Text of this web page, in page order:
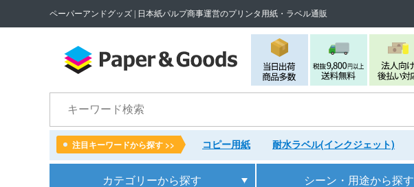
ペーパーアンドグッズ | 日本紙パルプ商事運営のプリンタ用紙・ラベル通販
注目キーワードから探す >> コピー用紙 耐水ラベル(インクジェット)
カテゴリーから探す シーン・用途から探す